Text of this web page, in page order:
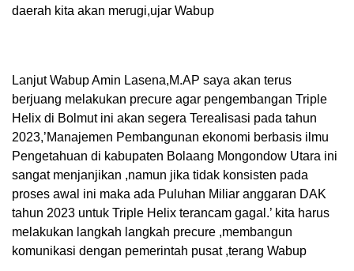
daerah kita akan merugi,ujar Wabup
Lanjut Wabup Amin Lasena,M.AP saya akan terus
berjuang melakukan precure agar pengembangan Triple
Helix di Bolmut ini akan segera Terealisasi pada tahun
2023,’Manajemen Pembangunan ekonomi berbasis ilmu
Pengetahuan di kabupaten Bolaang Mongondow Utara ini
sangat menjanjikan ,namun jika tidak konsisten pada
proses awal ini maka ada Puluhan Miliar anggaran DAK
tahun 2023 untuk Triple Helix terancam gagal.’ kita harus
melakukan langkah langkah precure ,membangun
komunikasi dengan pemerintah pusat ,terang Wabup